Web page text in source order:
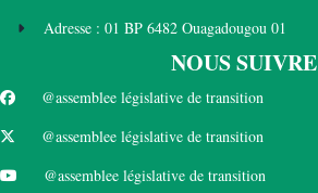
Adresse : 01 BP 6482 Ouagadougou 01
NOUS SUIVRE
@assemblee législative de transition
@assemblee législative de transition
@assemblee législative de transition